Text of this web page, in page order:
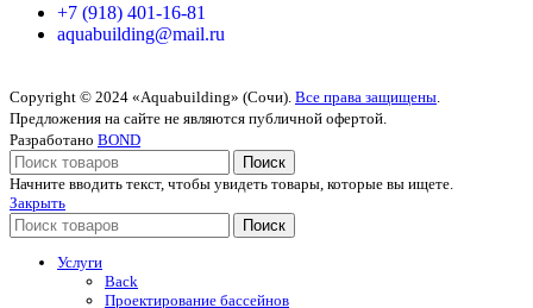
+7 (918) 401-16-81
aquabuilding@mail.ru
Copyright © 2024 «Aquabuilding» (Сочи). Все права защищены
Предложения на сайте не являются публичной офертой.
Разработано BOND
Поиск
Начните вводить текст, чтобы увидеть товары, которые вы ищете.
Закрыть
Поиск
Услуги
Back
Проектирование бассейнов